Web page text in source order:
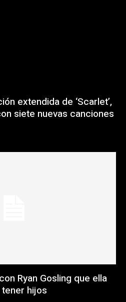
extendida de ‘Scarlet’,
siete nuevas canciones
Ryan Gosling que ella
hijos